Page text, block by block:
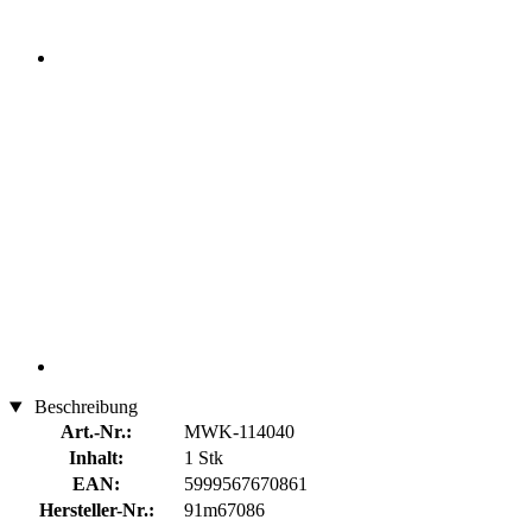
Beschreibung
Art.-Nr.:
MWK-114040
Inhalt:
1 Stk
EAN:
5999567670861
Hersteller-Nr.:
91m67086